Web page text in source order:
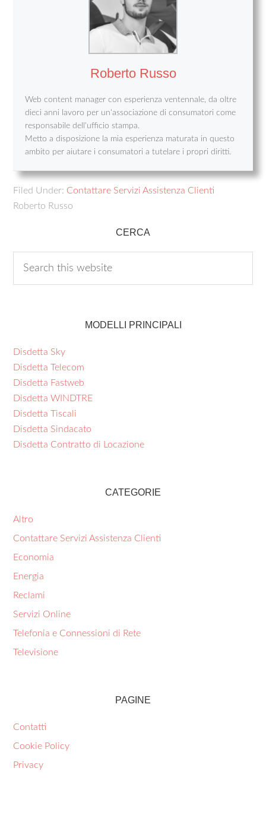
Roberto Russo
Web content manager con esperienza ventennale, da oltre
dieci anni lavoro per un'associazione di consumatori come
responsabile dell'ufficio stampa.
Metto a disposizione la mia esperienza maturata in questo
ambito per aiutare i consumatori a tutelare i propri diritti.
Filed Under: Contattare Servizi Assistenza Clienti
Roberto Russo
CERCA
MODELLI PRINCIPALI
Disdetta Sky
Disdetta Telecom
Disdetta Fastweb
Disdetta WINDTRE
Disdetta Tiscali
Disdetta Sindacato
Disdetta Contratto di Locazione
CATEGORIE
Altro
Contattare Servizi Assistenza Clienti
Economia
Energia
Reclami
Servizi Online
Telefonia e Connessioni di Rete
Televisione
PAGINE
Contatti
Cookie Policy
Privacy